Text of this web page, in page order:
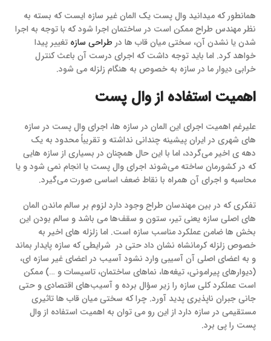
همانطور که میدانید وال پست یک المان غیر سازه ایست که بسته به
نظر مهندس طراح ممکن است در ساختمان اجرا شود که با توجه به اجرا
شدن یا نشدن آن، سختی میان قاب ها در طراحی سازه تغییر پیدا
خواهد کرد. اما باید توجه داشت که اجرای درست آن باعث کنترل
خرابی دیوار ما در سازه به خصوص به هنگام زلزله می شود.
اهمیت استفاده از وال پست
علیرغم اهمیت اجرای این المان در سازه‌ ها، اجرای وال‌ پست در سازه‌
های شهری در ایران پیشینه چندانی نداشته و تقریباً محدود به یک
دهه‌ ی اخیر می‌گردد، اما با این حال همچنان در بسیاری از سازه‌ هایی
که در کشورمان ساخته می‌شوند اجرای وال‌ پست یا انجام نمی شود و یا
محاسبه و اجرای آن همراه با نقاط ضعف اساسی صورت می‌گیرد.
تفکری که در بین مهندسان طراح وجود دارد لزوم بر سالم ماندن المان‌
های اصلی سازه یعنی تیر، ستون و سقف‌ها می باشد و سالم بودن این
بخش ها ضامن عملکرد مناسب سازه است. اما زلزله های اخیر به
خصوص زلزله کرمانشاه نشان داد حتی در شرایطی که سازه پایدار بماند
و به اعضای اصلی آن آسیبی وارد نشود آسیب در اعضای غیر سازه ای،
(دیوارهای پیرامونی، تیغه‌ها، نماهای ساختمان، تاسیسات و …) ممکن
است عملکرد کلی سازه را زیر سؤال برده و آسیب‌های اقتصادی و حتی
جانی جبران ناپذیری پدید آورد. چرا که سختی میان قاب ها تاثیری
مستقیمی در سازه دارد از این رو می توان به اهمیت استفاده از وال
پست را پی برد.